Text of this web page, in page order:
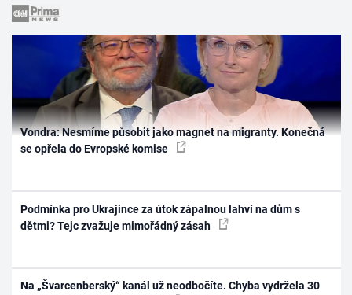
Vondra: Nesmíme působit jako magnet na migranty. Konečná
se opřela do Evropské komise
Podmínka pro Ukrajince za útok zápalnou lahví na dům s
dětmi? Tejc zvažuje mimořádný zásah
Na „Švarcenberský“ kanál už neodbočíte. Chyba vydržela 30